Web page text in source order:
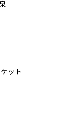
ット